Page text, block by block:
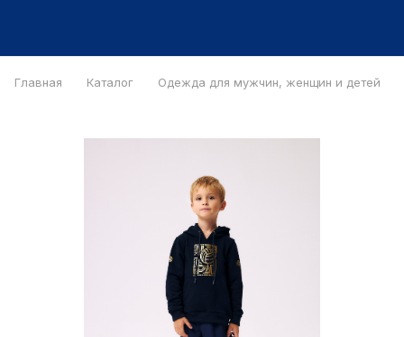
Главная Каталог Одежда для мужчин, женщин и детей